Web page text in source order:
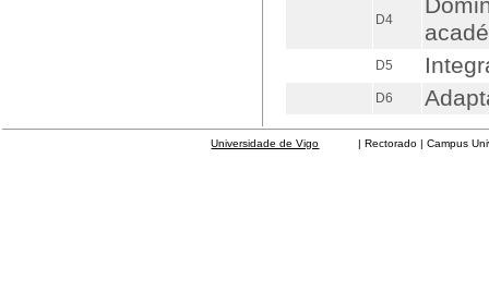
D4
D5
D6
Universidade de Vigo | Rectorado | Campus